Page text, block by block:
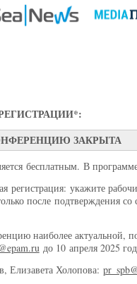
ЗАКРЫТА
бесплатным. В
регистрация: укажите
после подтверждения
наиболее актуальной,
до 10 апреля 2025
Елизавета Холопова: